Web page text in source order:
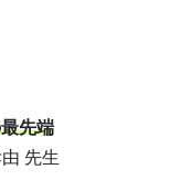
先端
先生